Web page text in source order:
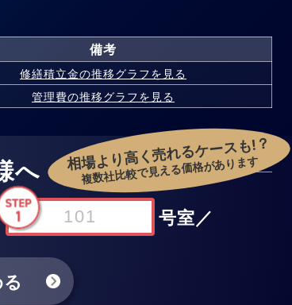
備考
修繕積立金の推移グラフを見る
管理費の推移グラフを見る
へ
号室 ／
相場より高く売れるケースも!？
複数社比較で見える価格があります